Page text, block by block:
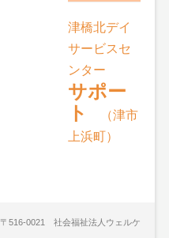
津橋北デイ
サービスセ
ンター
サポー
ト
（津市
上浜町）
〒516-0021 社会福祉法人ウェルケ